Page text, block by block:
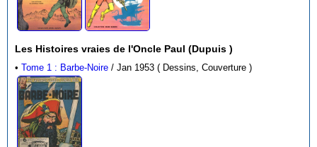
Les Histoires vraies de l'Oncle Paul (Dupuis )
•Tome 1 : Barbe-Noire / Jan 1953 ( Dessins, Couverture )